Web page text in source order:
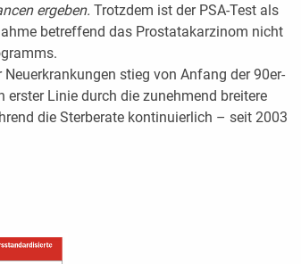
ergeben. Trotzdem ist der PSA-Test als
betreffend das Prostatakarzinom nicht
stieg von Anfang der 90er-
Linie durch die zunehmend breitere
die Sterberate kontinuierlich – seit 2003